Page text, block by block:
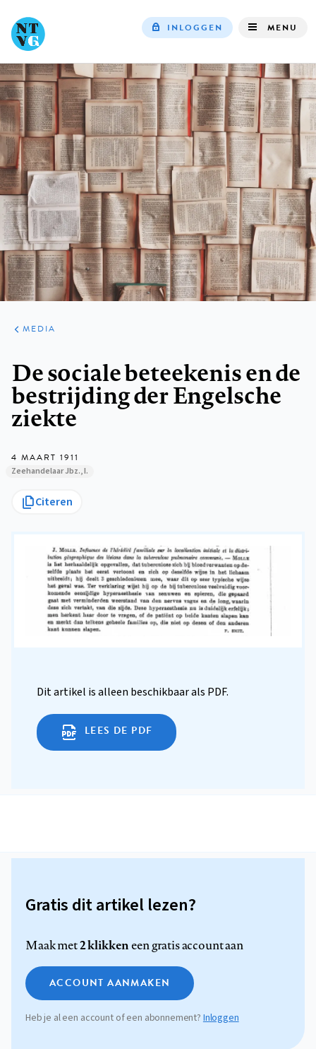
navigation
INLOGGEN MENU
ARTIKELEN
VARIA
MEDIA
De sociale beteekenis en de
bestrijding der Engelsche
ziekte
4 MAART 1911
Zeehandelaar Jbz., I.
Citeren
Dit artikel is alleen beschikbaar als PDF.
LEES DE PDF
Gratis dit artikel lezen?
Maak met2 klikkeneen gratis account aan
ACCOUNT AANMAKEN
Heb je al een account of een abonnement? Inloggen